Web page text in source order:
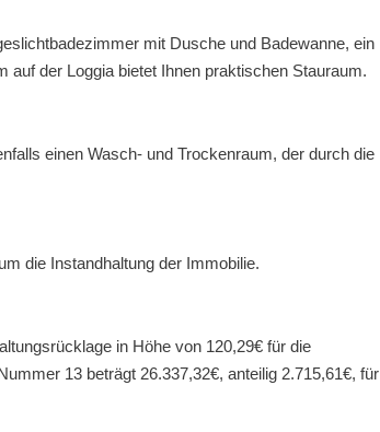
mit Dusche und Badewanne, ein
der Loggia bietet Ihnen praktischen Stauraum.
einen Wasch- und Trockenraum, der durch die
die Instandhaltung der Immobilie.
in Höhe von 120,29€ für die
13 beträgt 26.337,32€, anteilig 2.715,61€, für